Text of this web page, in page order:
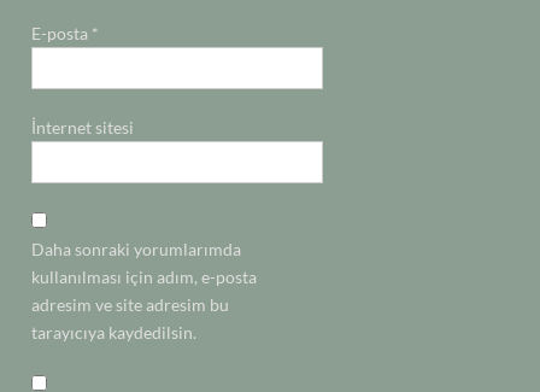
E-posta *
İnternet sitesi
Daha sonraki yorumlarımda
kullanılması için adım, e-posta
adresim ve site adresim bu
tarayıcıya kaydedilsin.